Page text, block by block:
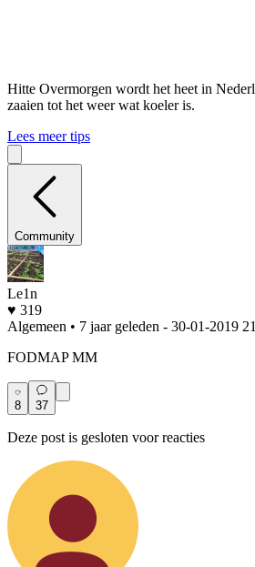
Hitte Overmorgen wordt het heet in
zaaien tot het weer wat koeler is.
Lees meer tips
Community
Le1n
♥ 319
Algemeen • 7 jaar geleden - 30-01-2019
FODMAP MM
8 37
Deze post is gesloten voor reacties